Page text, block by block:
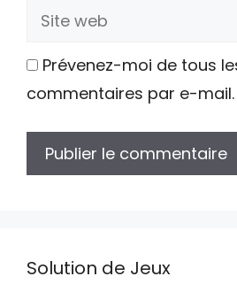
Site
Prévenez-moi de tous
commentaires par e-mail.
Solution de Jeux